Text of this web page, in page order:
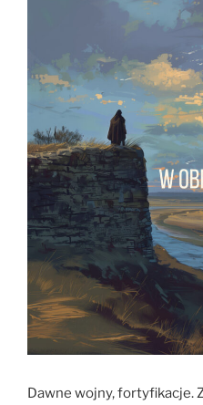
Dawne wojny, fortyfikacje.